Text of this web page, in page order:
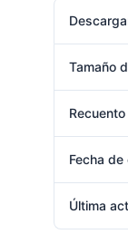
Tamaño
Fecha
Última